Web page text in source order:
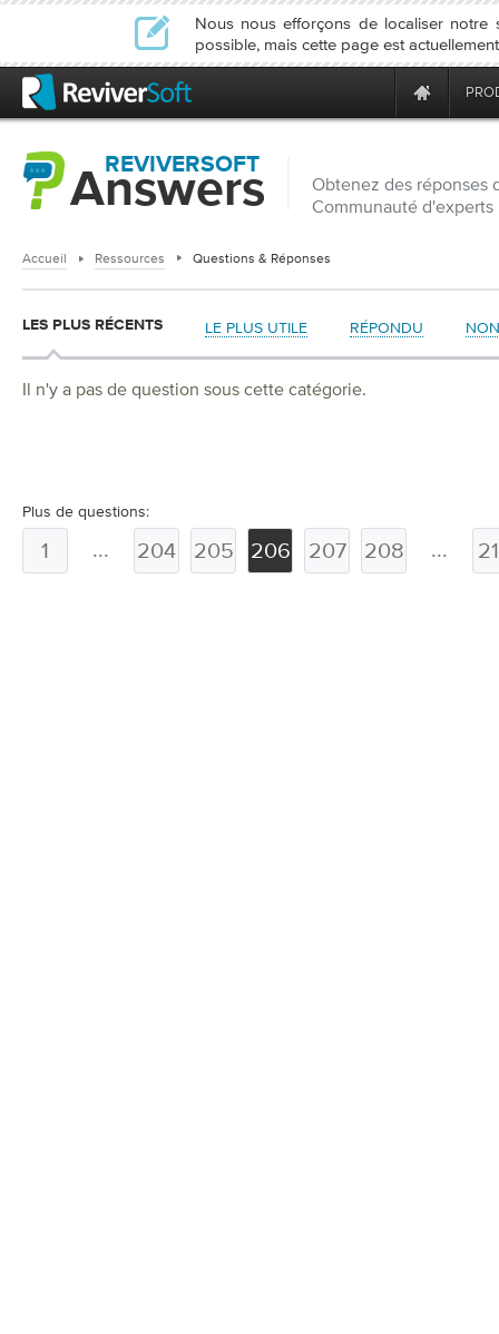
Nous nous efforçons de localiser
possible, mais cette page est
REVIVERSOFT
Answers
Obtenez des réponses
Communauté
Accueil Ressources Questions & Réponses
LES PLUS RÉCENTS LE PLUS UTILE RÉPONDU
Il n'y a pas de question sous cette catégorie.
Plus de questions:
1 ... 204 205 206 207 208 ...